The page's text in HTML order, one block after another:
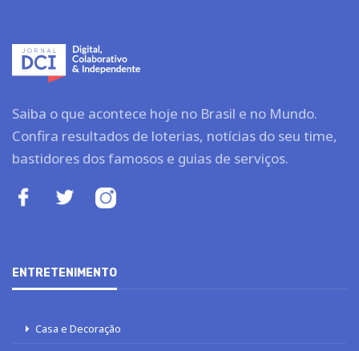
Saiba o que acontece hoje no Brasil e no Mundo.
Confira resultados de loterias, notícias do seu time,
bastidores dos famosos e guias de serviços.
ENTRETENIMENTO
Casa e Decoração